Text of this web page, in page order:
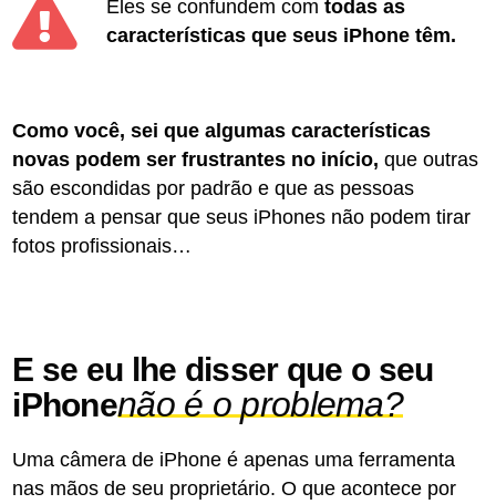
Eles se confundem comtodas as
características que seus iPhone têm.
Como você, sei que algumas características
novas podem ser frustrantes no início, que outras
são escondidas por padrão e que as pessoas
tendem a pensar que seus iPhones não podem tirar
fotos profissionais…
E se eu lhe disser que o seu
iPhonenão é o problema?
Uma câmera de iPhone é apenas uma ferramenta
nas mãos de seu proprietário. O que acontece por